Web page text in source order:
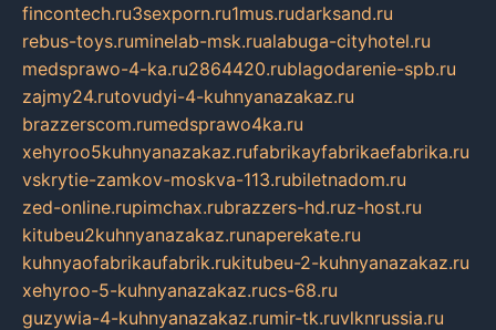
fincontech.ru3sexporn.ru1mus.rudarksand.ru
rebus-toys.ruminelab-msk.rualabuga-cityhotel.ru
medsprawo-4-ka.ru2864420.rublagodarenie-spb.ru
zajmy24.rutovudyi-4-kuhnyanazakaz.ru
brazzerscom.rumedsprawo4ka.ru
xehyroo5kuhnyanazakaz.rufabrikayfabrikaefabrika.ru
vskrytie-zamkov-moskva-113.rubiletnadom.ru
zed-online.rupimchax.rubrazzers-hd.ruz-host.ru
kitubeu2kuhnyanazakaz.runaperekate.ru
kuhnyaofabrikaufabrik.rukitubeu-2-kuhnyanazakaz.ru
xehyroo-5-kuhnyanazakaz.rucs-68.ru
guzywia-4-kuhnyanazakaz.rumir-tk.ruvlknrussia.ru